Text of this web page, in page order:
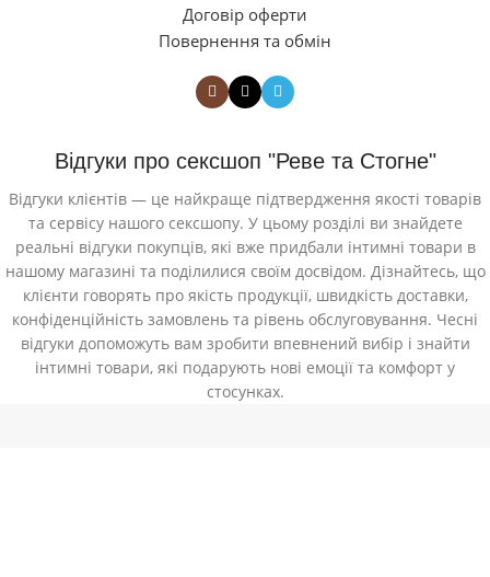
Договір оферти
Повернення та обмін
Відгуки про сексшоп "Реве та Стогне"
Відгуки клієнтів — це найкраще підтвердження якості товарів
та сервісу нашого сексшопу. У цьому розділі ви знайдете
реальні відгуки покупців, які вже придбали інтимні товари в
нашому магазині та поділилися своїм досвідом. Дізнайтесь, що
клієнти говорять про якість продукції, швидкість доставки,
конфіденційність замовлень та рівень обслуговування. Чесні
відгуки допоможуть вам зробити впевнений вибір і знайти
інтимні товари, які подарують нові емоції та комфорт у
стосунках.